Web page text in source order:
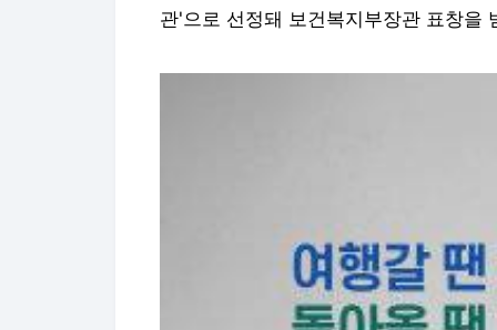
관'으로 선정돼 보건복지부장관 표창을